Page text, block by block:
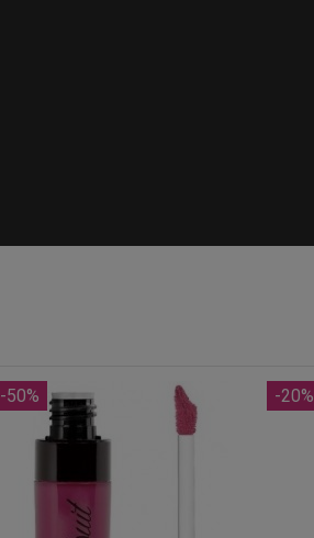
-50% -20%